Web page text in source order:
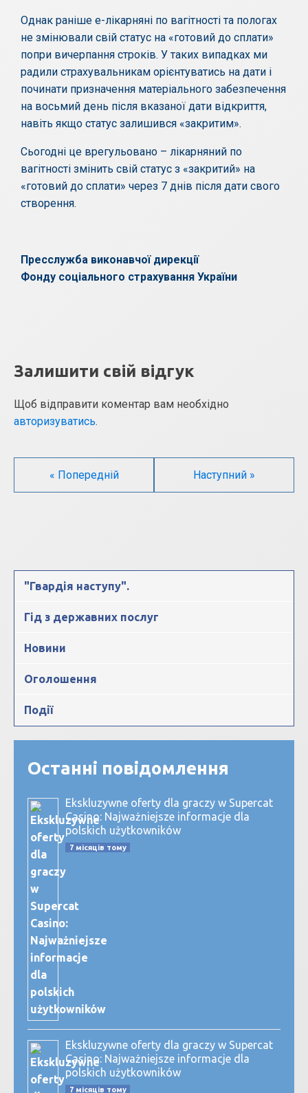
Однак раніше е-лікарняні по вагітності та пологах
не змінювали свій статус на «готовий до сплати»
попри вичерпання строків. У таких випадках ми
радили страхувальникам орієнтуватись на дати і
починати призначення матеріального забезпечення
на восьмий день після вказаної дати відкриття,
навіть якщо статус залишився «закритим».
Сьогодні це врегульовано – лікарняний по
вагітності змінить свій статус з «закритий» на
«готовий до сплати» через 7 днів після дати свого
створення.
Пресслужба виконавчоїдирекції
Фонду соціального страхування України
Залишити свій відгук
Щоб відправити коментар вам необхідно
авторизуватись.
« Попередній Наступний »
"Гвардія наступу".
Гід з державних послуг
Новини
Оголошення
Події
Останні повідомлення
Ekskluzywne oferty dla graczy w Supercat
Casino: Najważniejsze informacje dla
polskich użytkowników
7 місяців тому
Ekskluzywne oferty dla graczy w Supercat
Casino: Najważniejsze informacje dla
polskich użytkowników
7 місяців тому